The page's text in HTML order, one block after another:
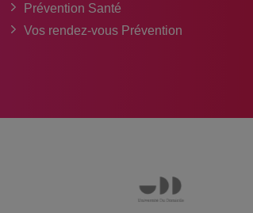
Prévention Santé
Vos rendez-vous Prévention